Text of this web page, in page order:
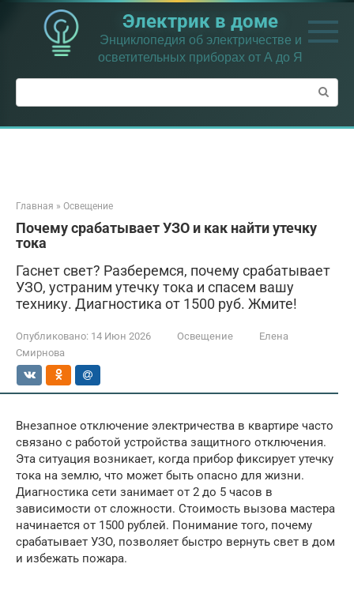
Перейти
контенту
Электрик в доме
Энциклопедия об электричестве и
осветительных приборах от А до Я
Поиск:
Главная » Освещение
Почему срабатывает УЗО и как найти утечку
тока
Гаснет свет? Разберемся, почему срабатывает
УЗО, устраним утечку тока и спасем вашу
технику. Диагностика от 1500 руб. Жмите!
Опубликовано: 14 Июн 2026 Освещение
Елена
Смирнова
Внезапное отключение электричества в квартире часто
связано с работой устройства защитного отключения.
Эта ситуация возникает, когда прибор фиксирует утечку
тока на землю, что может быть опасно для жизни.
Диагностика сети занимает от 2 до 5 часов в
зависимости от сложности. Стоимость вызова мастера
начинается от 1500 рублей. Понимание того, почему
срабатывает УЗО, позволяет быстро вернуть свет в дом
и избежать пожара.